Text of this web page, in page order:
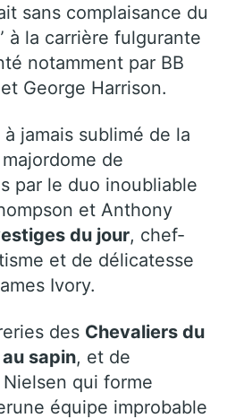
sans complaisance du
à la carrière fulgurante
notamment par BB
George Harrison.
à jamais sublimé de la
de
par le duo inoubliable
et Anthony
du jour, chef-
et de délicatesse
Ivory.
des Chevaliers du
sapin, et de
Nielsen qui forme
équipe improbable